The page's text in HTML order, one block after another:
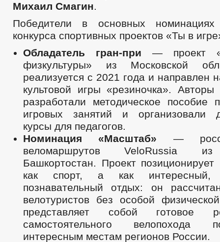
Михаил Смагин.
Победители в основных номинациях
конкурса спортивных проектов «Ты в
Обладатель гран-при — проект
физкультуры» из Московской
реализуется с 2021 года и направлен
культовой игры «резиночка». Авторы
разработали методическое пособие
игровых занятий и организовали
курсы для педагогов.
Номинация «Масштаб» —
веломаршрутов VeloRussia из
Башкортостан. Проект позиционирует
как спорт, а как интересный,
познавательный отдых: он
велотуристов без особой
представляет собой готовое
самостоятельного велопохода
интересным местам регионов России.